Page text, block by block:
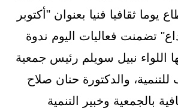
يوما ثقافيا فنيا بعنوان "أكتوبر
تضمنت فعاليات اليوم ندوة
اللواء نبيل سويلم رئيس جمعية
للتنمية، والدكتورة حنان صلاح
بالجمعية وخبير التنمية